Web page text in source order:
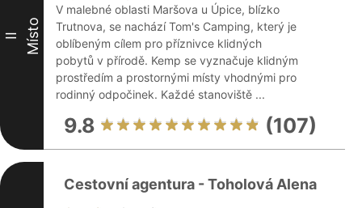
II Místo
V malebné oblasti Maršova u Úpice, blízko
Trutnova, se nachází Tom's Camping, který je
oblíbeným cílem pro příznivce klidných
pobytů v přírodě. Kemp se vyznačuje klidným
prostředím a prostornými místy vhodnými pro
rodinný odpočinek. Každé stanoviště ...
9.8 (107)
Cestovní agentura - Toholová Alena